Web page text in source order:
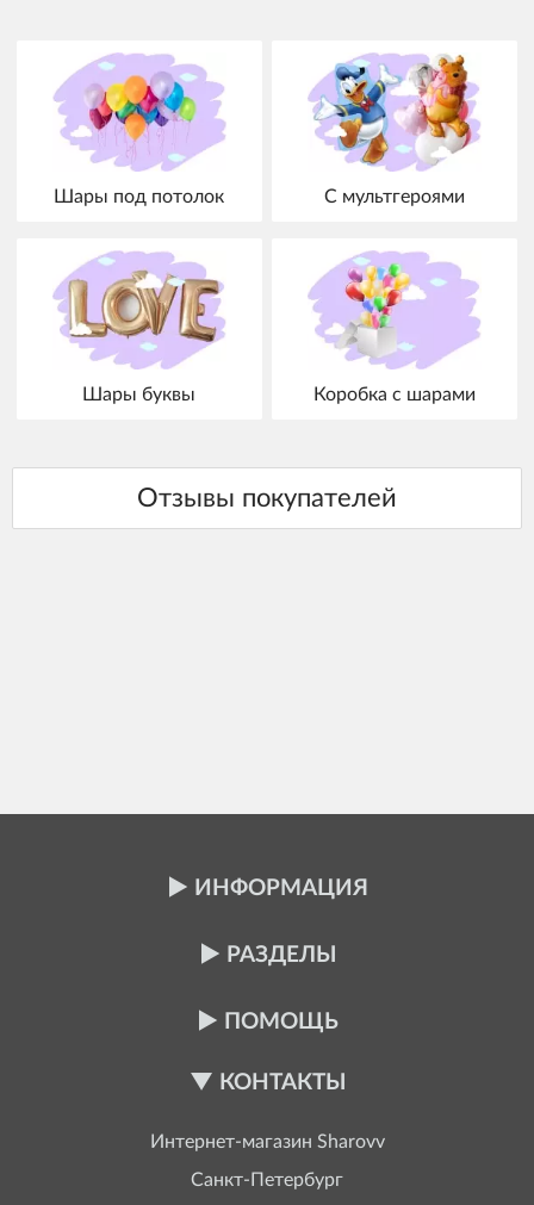
Шары под потолок С мультгероями
Шары буквы Коробка с шарами
ИНФОРМАЦИЯ
РАЗДЕЛЫ
ПОМОЩЬ
КОНТАКТЫ
Интернет-магазин Sharovv
Санкт-Петербург